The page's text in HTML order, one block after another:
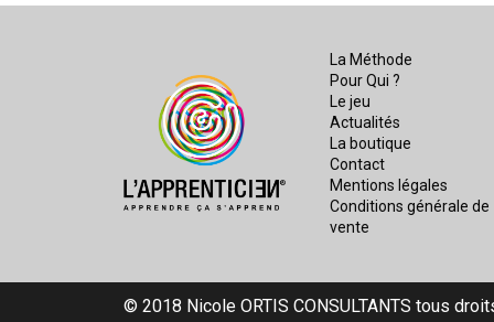
La Méthode
Pour Qui ?
Le jeu
Actualités
La boutique
Contact
Mentions légales
Conditions générale de
vente
© 2018 Nicole ORTIS CONSULTANTS tous